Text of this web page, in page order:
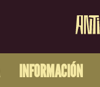
INFORMACIÓN